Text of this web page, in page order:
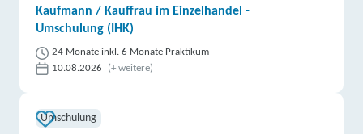
Kaufmann / Kauffrau im Einzelhandel -
Umschulung (IHK)
24 Monate inkl. 6 Monate Praktikum
10.08.2026
(+ weitere)
Umschulung